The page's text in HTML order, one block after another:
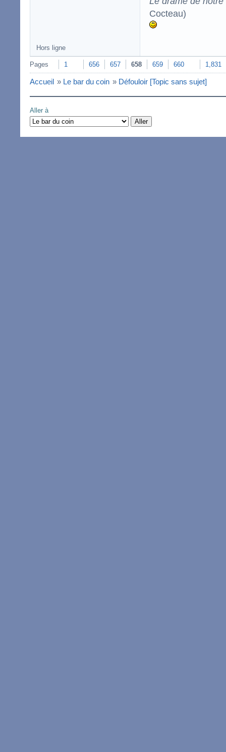
Cocteau)
Hors ligne
Pages 1 656 657 658 659 660 1,831
Accueil » Le bar du coin » Défouloir [Topic sans sujet]
Aller à